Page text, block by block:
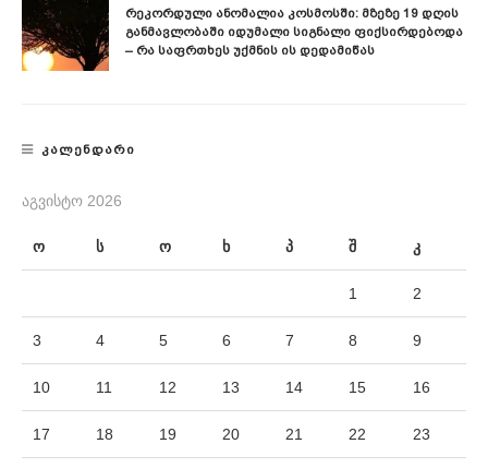
Რეკორდული Ანომალია Კოსმოსში: Მზეზე 19 Დღის
Განმავლობაში Იდუმალი Სიგნალი Ფიქსირდებოდა
– Რა Საფრთხეს Უქმნის Ის Დედამიწას
ᲙᲐᲚᲔᲜᲓᲐᲠᲘ
ᲐᲒᲕᲘᲡᲢᲝ 2026
ო ს ო ხ პ შ კ
1 2
3 4 5 6 7 8 9
10 11 12 13 14 15 16
17 18 19 20 21 22 23